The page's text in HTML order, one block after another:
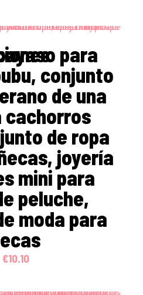
para
conjunto
de una
cachorros
de ropa
joyería
mini para
peluche,
moda para
Original
€10.10Current